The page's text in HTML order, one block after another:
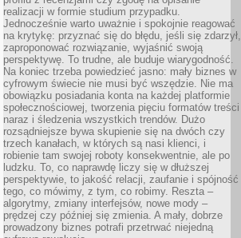
realizacji w formie studium przypadku.
Jednocześnie warto uważnie i spokojnie reagować
na krytykę: przyznać się do błędu, jeśli się zdarzył,
zaproponować rozwiązanie, wyjaśnić swoją
perspektywę. To trudne, ale buduje wiarygodność.
Na koniec trzeba powiedzieć jasno: mały biznes w
cyfrowym świecie nie musi być wszędzie. Nie ma
obowiązku posiadania konta na każdej platformie
społecznościowej, tworzenia pięciu formatów treści
naraz i śledzenia wszystkich trendów. Dużo
rozsądniejsze bywa skupienie się na dwóch czy
trzech kanałach, w których są nasi klienci, i
robienie tam swojej roboty konsekwentnie, ale po
ludzku. To, co naprawdę liczy się w dłuższej
perspektywie, to jakość relacji, zaufanie i spójność
tego, co mówimy, z tym, co robimy. Reszta –
algorytmy, zmiany interfejsów, nowe mody –
prędzej czy później się zmienia. A mały, dobrze
prowadzony biznes potrafi przetrwać niejedną